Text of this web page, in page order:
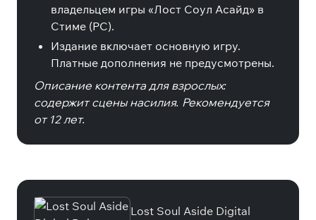
владельцем игры «Лост Соул Асайд» в
Стиме (PC).
Издание включает основную игру.
Платные дополнения не предусмотрены.
Описание контента для взрослых:
содержит сцены насилия. Рекомендуется
от 12 лет.
Lost Soul Aside Digital